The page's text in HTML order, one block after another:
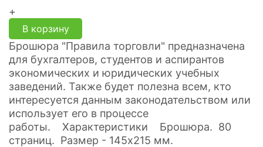
+
В корзину
Брошюра "Правила торговли" предназначена
для бухгалтеров, студентов и аспирантов
экономических и юридических учебных
заведений. Также будет полезна всем, кто
интересуется данным законодательством или
использует его в процессе
работы. Характеристики Брошюра. 80
страниц. Размер - 145х215 мм.